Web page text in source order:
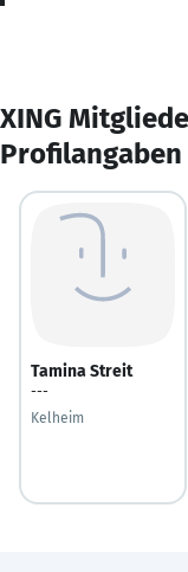
XING
Profilangaben
Tamina Streit
---
Kelheim